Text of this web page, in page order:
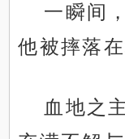
一瞬间
他被摔落在
血地之